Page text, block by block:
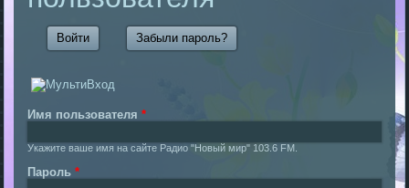
Войти (активная вкладка)
Забыли пароль?
Имя пользователя*
Укажите ваше имя на сайте Радио "Новый мир" 103.6 FM.
Пароль*